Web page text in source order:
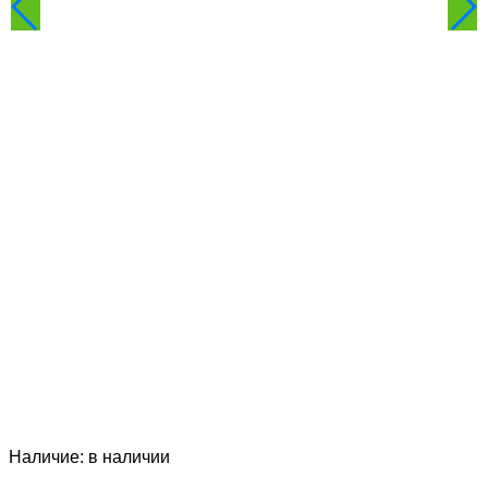
Наличие: в наличии